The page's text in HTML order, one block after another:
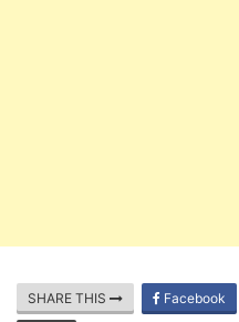
SHARE THIS Facebook